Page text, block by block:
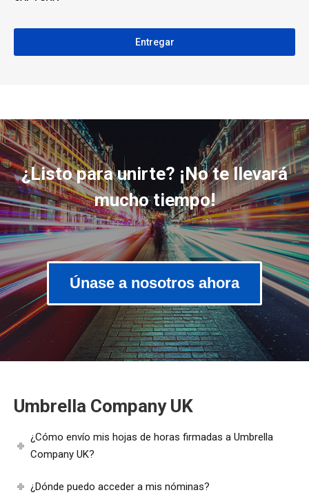
¿Listo para unirte? ¡No te llevará
mucho tiempo!
Únase a nosotros ahora
Umbrella Company UK
¿Cómo envío mis hojas de horas firmadas a Umbrella
Company UK?
¿Dónde puedo acceder a mis nóminas?